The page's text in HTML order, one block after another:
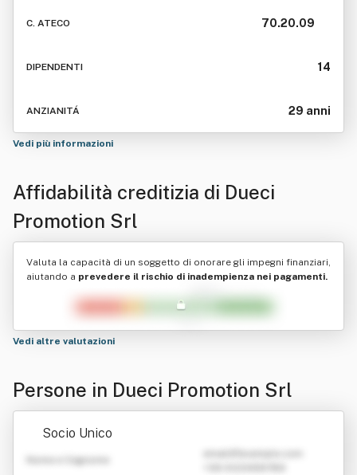
C. ATECO 70.20.09
DIPENDENTI 14
ANZIANITÁ 29 anni
Vedi più informazioni
Affidabilità creditizia di Dueci
Promotion Srl
Valuta la capacità di un soggetto di onorare gli impegni finanziari,
aiutando a prevedere il rischio di inadempienza nei pagamenti.
Vedi altre valutazioni
Persone in Dueci Promotion Srl
Socio Unico
Nome e Cognome